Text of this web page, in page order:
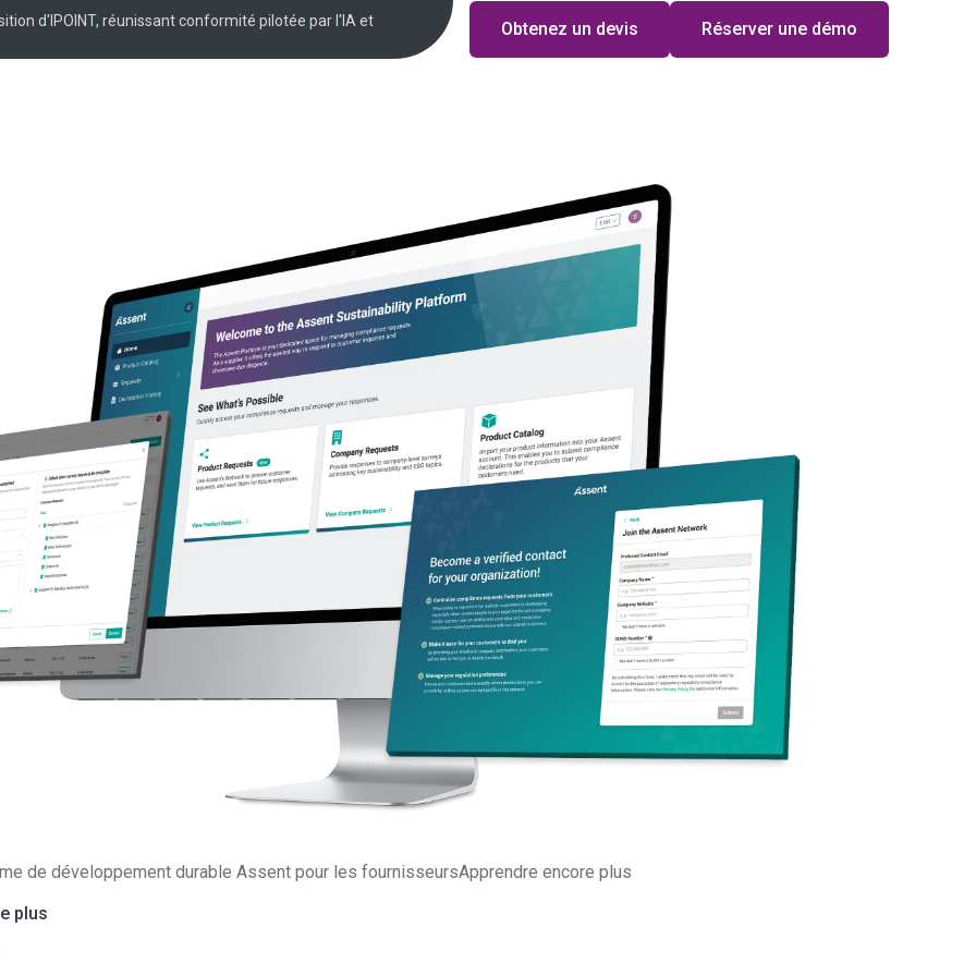
d'IPOINT, réunissant conformité pilotée par l'IA et
Obtenez un devis Réserver une démo
de développement durable Assent pour les fournisseursApprendre encore plus
plus
de
réduit la
des
permet un gain
%
de l'entreprise D'entreprise
supply chain, qui permet aux fournisseurs de
plus rapidement que la norme actuelle.